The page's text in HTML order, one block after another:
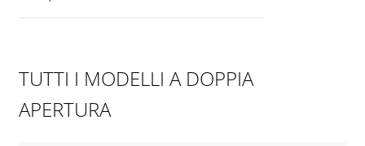
TUTTI I MODELLI A DOPPIA
APERTURA